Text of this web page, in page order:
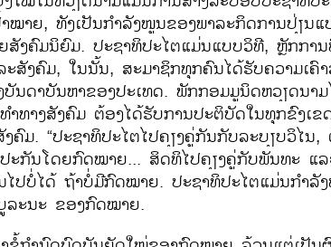
ໝາຍ, ທັງ​ເປັນ​ກຳລັງ​ໜູນ​ຂອງ​ພາລະກິດ​ການ​ປ່ຽນ​
ສັງຄົມ​ນິຍົມ. ປະຊາທິປະ​ໄຕ​ແມ່ນ​ແບບ​ວິທີ, ຫຼັກກາ
ສັງຄົມ, ​ໃນ​ນັ້ນ, ສະມາຊິກ​ທຸກ​ຄົນ​ໄດ້​ຮັບ​ຄວາມ​ເຄົ
ນດາ​ບັນຫາ​ຂອງ​ປະ​ເທດ. ພັກ​ກອມ​ມູນິດ​ຫວຽດນາ
ທາງ​ສັງຄົມ​ ຕ້ອງ​ໄດ້​ຮັບ​ການ​ປະຕິບັດ​ໃນ​ທຸກ​ຂົງ​ເຂດ​
ມ. “ປະຊາທິປະ​ໄຕ​ໄປ​ຄຽງ​ຄູ່​ກັນ​ກັບ​ລະບຽບ​ວິ​ໄນ,
ກັນ​ໂດຍ​ກົດໝາຍ... ສິດທິ​ໄປ​ຄຽງ​ຄູ່​ກັບພັນທະ ​ແ
ໄປ​ບໍ່​ໄດ້​ ຖ້າ​ບໍ່​ມີ​ກົດໝາຍ. ປະຊາທິປະ​ໄຕ​ແມ່ນກຳລັ
ລະນະ​ ຂອງ​ກົດໝາຍ.